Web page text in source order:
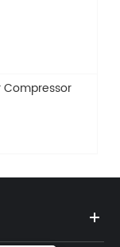
Compressor